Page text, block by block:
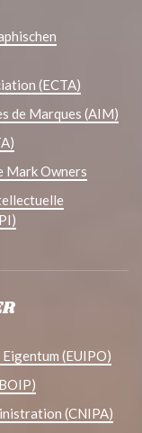
(ECTA)
de Marques (AIM)
Mark Owners
(EUIPO)
(CNIPA)